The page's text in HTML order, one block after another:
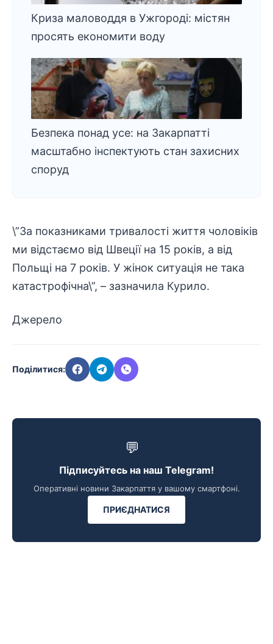
Криза маловоддя в Ужгороді: містян
просять економити воду
Безпека понад усе: на Закарпатті
масштабно інспектують стан захисних
споруд
\”За показниками тривалості життя чоловіків
ми відстаємо від Швеції на 15 років, а від
Польщі на 7 років. У жінок ситуація не така
катастрофічна\”, – зазначила Курило.
Джерело
Поділитися:
💬
Підписуйтесь на наш Telegram!
Оперативні новини Закарпаття у вашому смартфоні.
ПРИЄДНАТИСЯ